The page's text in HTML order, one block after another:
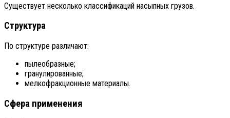
Существует несколько классификаций насыпных грузов.
Структура
По структуре различают:
пылеобразные;
гранулированные;
мелкофракционные материалы.
Сфера применения